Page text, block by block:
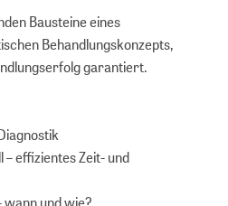
Bausteine eines
Behandlungskonzepts,
garantiert.
– effizientes Zeit- und
wann und wie?